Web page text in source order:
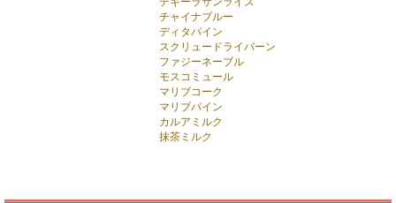
チャイナブルー
ディタパイン
スクリュードライバーン
ファジーネーブル
モスコミュール
マリブコーク
マリブパイン
カルアミルク
抹茶ミルク